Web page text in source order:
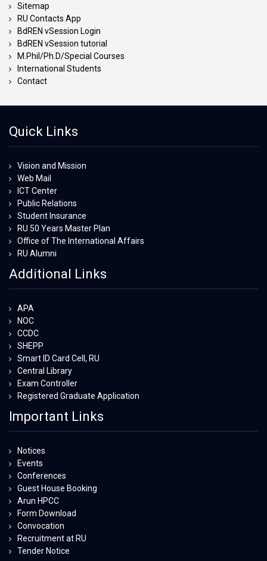
Sitemap
RU Contacts App
BdREN vSession Login
BdREN vSession tutorial
M.Phil/Ph.D/Special Courses
International Students
Contact
Quick Links
Vision and Mission
Web Mail
ICT Center
Public Relations
Student Insurance
RU 50 Years Master Plan
Office of The International Affairs
RU Alumni
Additional Links
APA
NOC
CCDC
SHEPP
Smart ID Card Cell, RU
Central Library
Exam Controller
Registered Graduate Application
Important Links
Notices
Events
Conferences
Guest House Booking
Arun HPCC
Form Download
Convocation
Recruitment at RU
Tender Notice